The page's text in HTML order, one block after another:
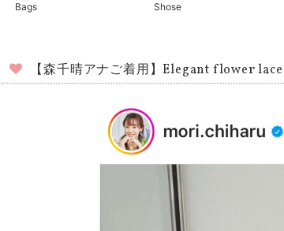
Bags Shose
【森千晴アナご着用】Elegant flower